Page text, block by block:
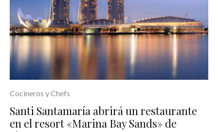
Cocineros y Chefs
Santi Santamaría abrirá un restaurante
en el resort «Marina Bay Sands» de